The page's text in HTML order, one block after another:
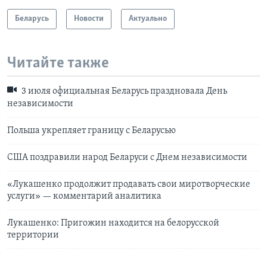
Беларусь Новости Актуально
Читайте также
3 июля официальная Беларусь праздновала День
независимости
Польша укрепляет границу с Беларусью
США поздравили народ Беларуси с Днем независимости
«Лукашенко продолжит продавать свои миротворческие
услуги» — комментарий аналитика
Лукашенко: Пригожин находится на белорусской
территории